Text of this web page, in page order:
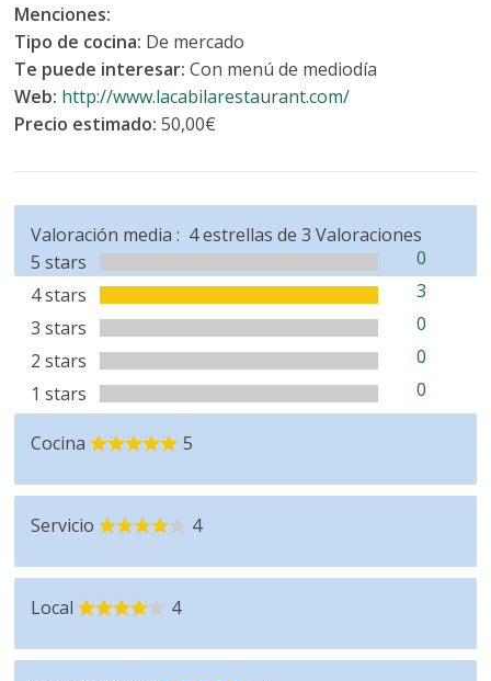
Menciones:
Tipo de cocina: De mercado
Te puede interesar:Con menú de mediodía
Web: http://www.lacabilarestaurant.com/
Precio estimado:50,00€
Valoración media :
5 stars
0
4 stars
3
3 stars
0
2 stars
0
1 stars
0
4estrellas de3 Valoraciones
Cocina 5
Servicio 4
Local 4